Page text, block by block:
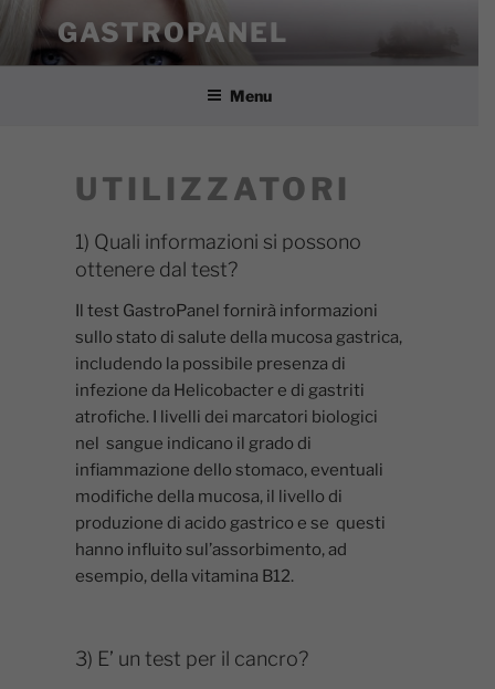
contenuto
GASTROPANEL
Menu
UTILIZZATORI
1) Quali informazioni si possono
ottenere dal test?
Il test GastroPanel fornirà informazioni
sullo stato di salute della mucosa gastrica,
includendo la possibile presenza di
infezione da Helicobacter e di gastriti
atrofiche. I livelli dei marcatori biologici
nel sangue indicano il grado di
infiammazione dello stomaco, eventuali
modifiche della mucosa, il livello di
produzione di acido gastrico e se questi
hanno influito sul’assorbimento, ad
esempio, della vitamina B12.
3) E’ un test per il cancro?